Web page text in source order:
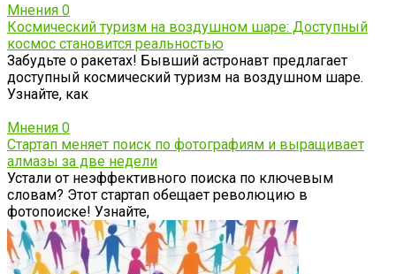
Мнения 0
Космический туризм на воздушном шаре: Доступный
космос становится реальностью
Забудьте о ракетах! Бывший астронавт предлагает
доступный космический туризм на воздушном шаре.
Узнайте, как
Мнения 0
Стартап меняет поиск по фотографиям и выращивает
алмазы за две недели
Устали от неэффективного поиска по ключевым
словам? Этот стартап обещает революцию в
фотопоиске! Узнайте,